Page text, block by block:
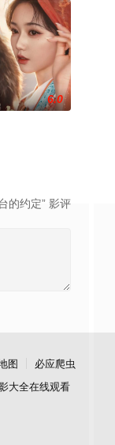
6.0
的约定” 影评
图
必应爬虫
大全在线观看